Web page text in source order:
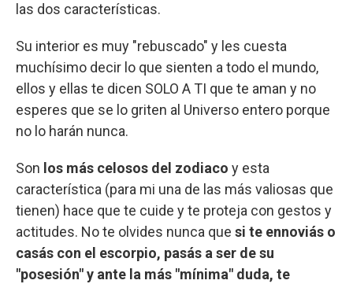
las dos características.
Su interior es muy "rebuscado" y les cuesta
muchísimo decir lo que sienten a todo el mundo,
ellos y ellas te dicen SOLO A TI que te aman y no
esperes que se lo griten al Universo entero porque
no lo harán nunca.
Son los más celosos del zodiaco y esta
característica (para mi una de las más valiosas que
tienen) hace que te cuide y te proteja con gestos y
actitudes. No te olvides nunca que si te ennoviás o
casás con el escorpio, pasás a ser de su
"posesión" y ante la más "mínima" duda, te